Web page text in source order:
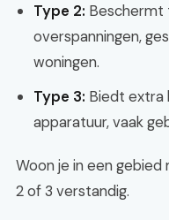
Type 2: Beschermt
overspanningen,
woningen.
Type 3: Biedt extra
apparatuur, vaak
Woon je in een
2 of 3 verstandig.